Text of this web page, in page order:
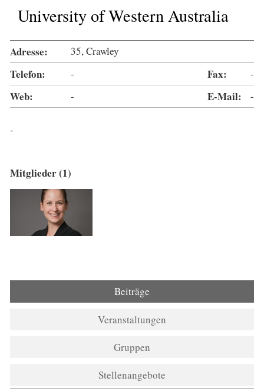
University of Western Australia
Adresse: 35, Crawley
Telefon: - Fax: -
Web: - E-Mail: -
-
Mitglieder (1)
Beiträge
Veranstaltungen
Gruppen
Stellenangebote